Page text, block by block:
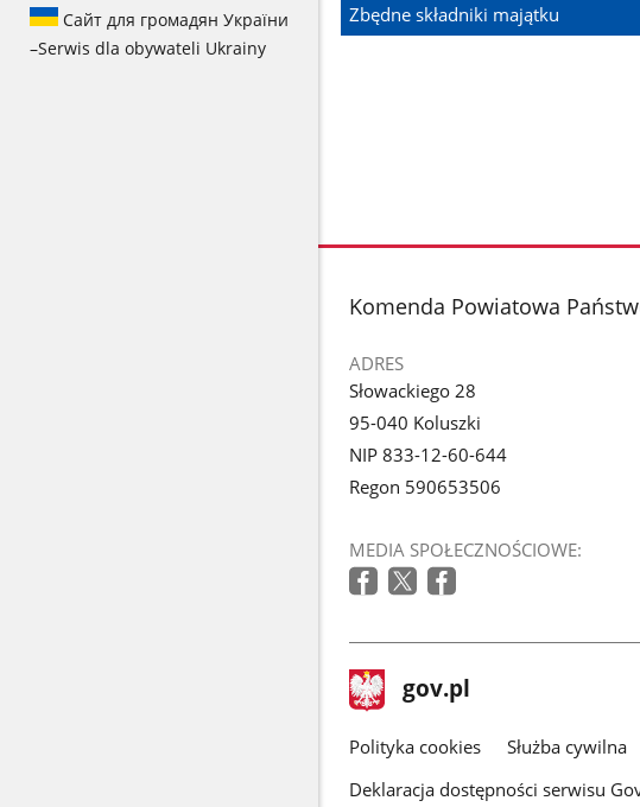
Сайт для громадян України
–Serwis dla obywateli Ukrainy
Zbędne składniki majątku
stopka
Komenda Powiatowa
ADRES
Słowackiego 28
95-040 Koluszki
NIP 833-12-60-644
Regon 590653506
MEDIA SPOŁECZNOŚCIOWE:
stopka
gov.pl Strona
gov.pl
gov.pl
Polityka cookies Służba cywilna
Deklaracja dostępności serwisu